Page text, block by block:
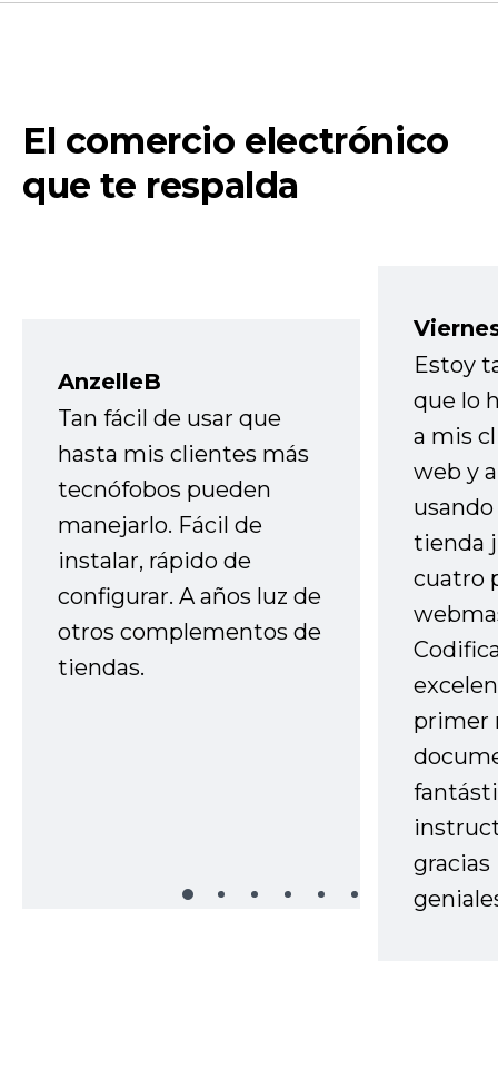
El comercio electrónico
que te respalda
AnzelleB
Tan fácil de usar que
hasta mis clientes más
tecnófobos pueden
manejarlo. Fácil de
instalar, rápido de
configurar. A años luz de
otros complementos de
tiendas.
Estoy
que lo
a mis
web y
tienda
cuatro
primer
gracias